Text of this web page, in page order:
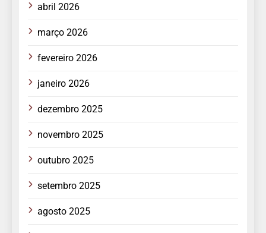
abril 2026
março 2026
fevereiro 2026
janeiro 2026
dezembro 2025
novembro 2025
outubro 2025
setembro 2025
agosto 2025